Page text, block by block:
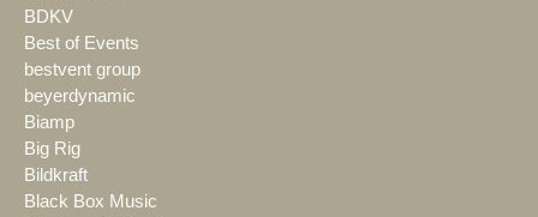
BDKV
Best of Events
bestvent group
beyerdynamic
Biamp
Big Rig
Bildkraft
Black Box Music